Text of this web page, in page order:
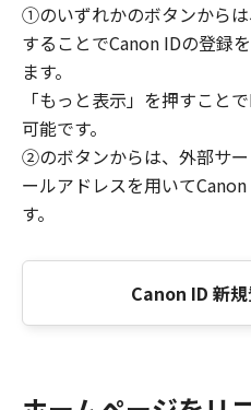
①のいずれかのボタンから
することでCanon IDの登録
ます。
「もっと表示」を押すこと
可能です。
②のボタンからは、外部サ
ールアドレスを用いて
す。
Canon ID 新